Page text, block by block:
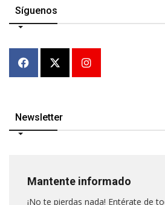
Síguenos
Newsletter
Mantente informado
¡No te pierdas nada! Entérate de